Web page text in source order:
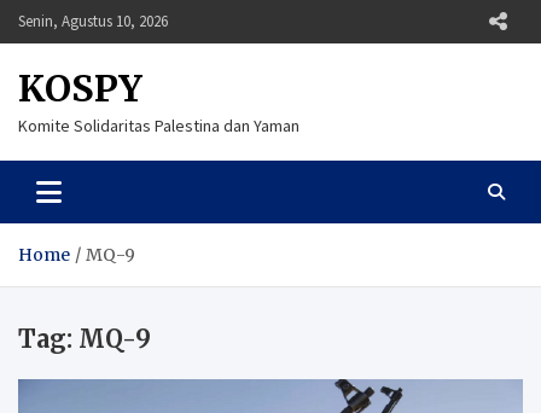
Skip
to
Senin, Agustus 10, 2026
KOSPY
Komite Solidaritas Palestina dan Yaman
Home MQ-9
Tag: MQ-9